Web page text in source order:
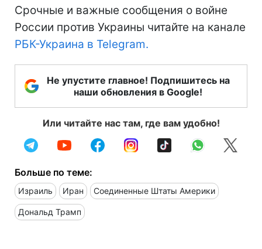
Срочные и важные сообщения о войне
России против Украины читайте на канале
РБК-Украина в Telegram.
Не упустите главное! Подпишитесь на
наши обновления в Google!
Или читайте нас там, где вам удобно!
Больше по теме:
Израиль Иран Соединенные Штаты Америки
Дональд Трамп